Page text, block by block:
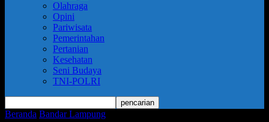
Olahraga
Opini
Pariwisata
Pemerintahan
Pertanian
Kesehatan
Seni Budaya
TNI-POLRI
Beranda Bandar Lampung